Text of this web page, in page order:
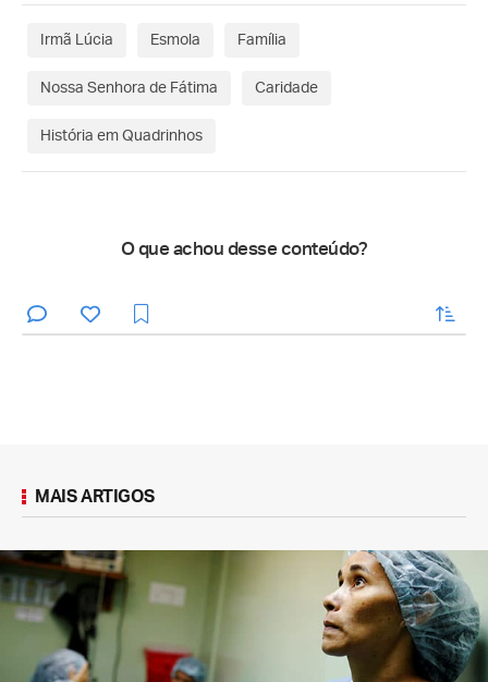
Irmã Lúcia Esmola Família
Nossa Senhora de Fátima Caridade
História em Quadrinhos
O que achou desse conteúdo?
enviar
MAIS ARTIGOS